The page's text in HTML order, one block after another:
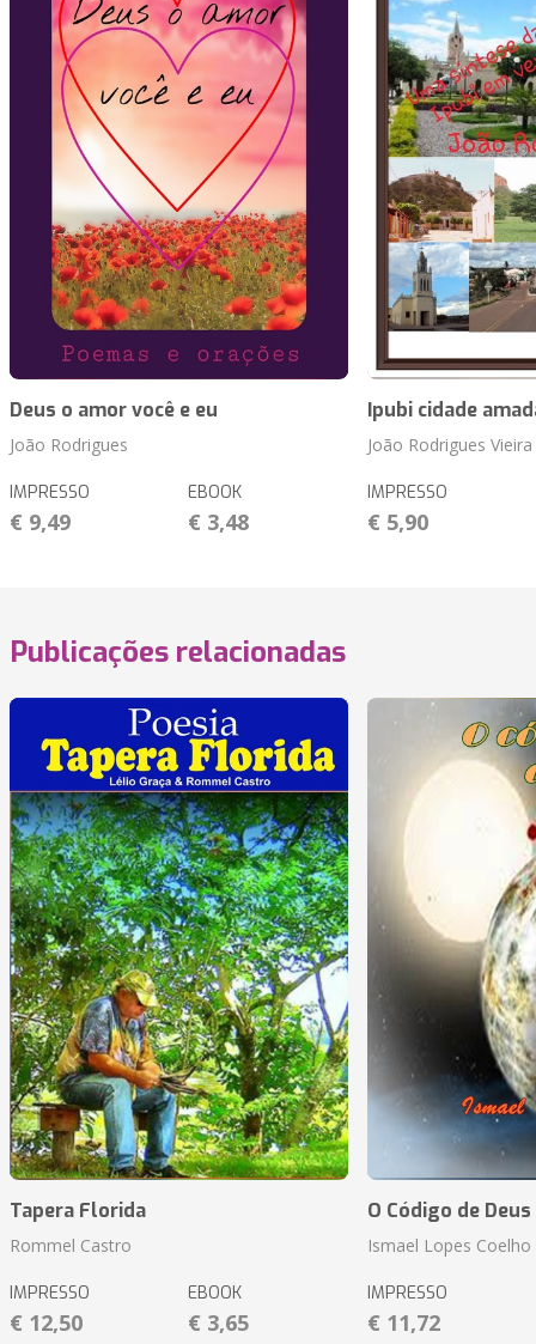
Deus o amor você e eu
João Rodrigues
IMPRESSO
€ 9,49
EBOOK
€ 3,48
Ipubi cidade
João Rodrigues Vieira
IMPRESSO
€ 5,90
Publicações relacionadas
Tapera Florida
Rommel Castro
IMPRESSO
€ 12,50
EBOOK
€ 3,65
O Código de Deus
Ismael Lopes Coelho
IMPRESSO
€ 11,72